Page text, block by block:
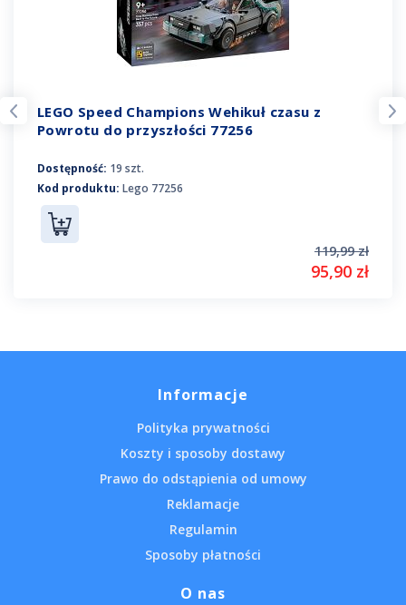
LEGO Speed Champions Wehikuł czasu z
Powrotu do przyszłości 77256
Dostępność: 19 szt.
Kod produktu: Lego 77256
119,99 zł
95,90 zł
Informacje
Polityka prywatności
Koszty i sposoby dostawy
Prawo do odstąpienia od umowy
Reklamacje
Regulamin
Sposoby płatności
O nas